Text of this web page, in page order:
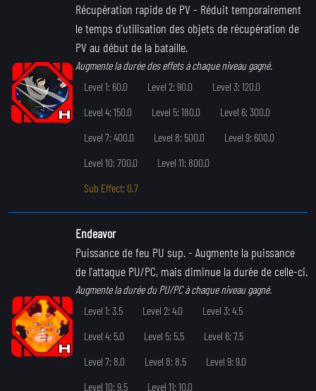
Récupération rapide de PV - Réduit temporairement
le temps d'utilisation des objets de récupération de
PV au début de la bataille.
Augmente la durée des effets à chaque niveau gagné.
Level 1: 60.0
Level 2: 90.0
Level 3: 120.0
Level 4: 150.0
Level 5: 180.0
Level 6: 300.0
Level 7: 400.0
Level 8: 500.0
Level 9: 600.0
Level 10: 700.0
Level 11: 800.0
Sub Effect: 0.7
Endeavor
Puissance de feu PU sup.- Augmente la puissance
de l'attaque PU/PC, mais diminue la durée de celle-ci.
Augmente la durée du PU/PC à chaque niveau gagné.
Level 1: 3.5
Level 2: 4.0
Level 3: 4.5
Level 4: 5.0
Level 5: 5.5
Level 6: 7.5
Level 7: 8.0
Level 8: 8.5
Level 9: 9.0
Level 10: 9.5
Level 11: 10.0